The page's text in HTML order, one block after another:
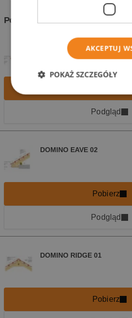
Pobierz pliki (8)
DOMINO EAVE 01
Podgląd
DOMINO EAVE 02
Pobierz
Podgląd
DOMINO RIDGE 01
Pobierz
AKCEPTUJ
POKAŻ SZCZEGÓŁY